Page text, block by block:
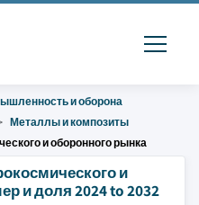
и оборона
Металлы и композиты
и оборонного рынка
и
и доля 2024 to 2032